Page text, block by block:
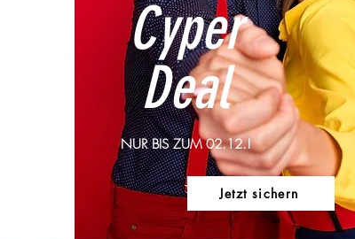
Cyper
Deal
NUR BIS ZUM 02.12.!
Jetzt sichern